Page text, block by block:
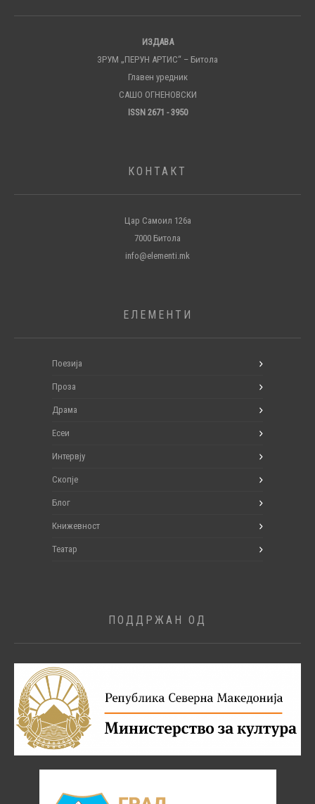
ИЗДАВА
ЗРУМ „ПЕРУН АРТИС“ – Битола
Главен уредник
САШО ОГНЕНОВСКИ
ISSN 2671 - 3950
КОНТАКТ
Цар Самоил 126а
7000 Битола
info@elementi.mk
ЕЛЕМЕНТИ
Поезија
Проза
Драма
Есеи
Интервју
Скопје
Блог
Книжевност
Театар
ПОДДРЖАН ОД